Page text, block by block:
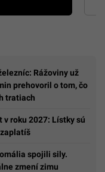
Rážoviny už
prehovoril o tom, čo
tratiach
v roku 2027: Lístky sú
spojili sily.
zmení zimu